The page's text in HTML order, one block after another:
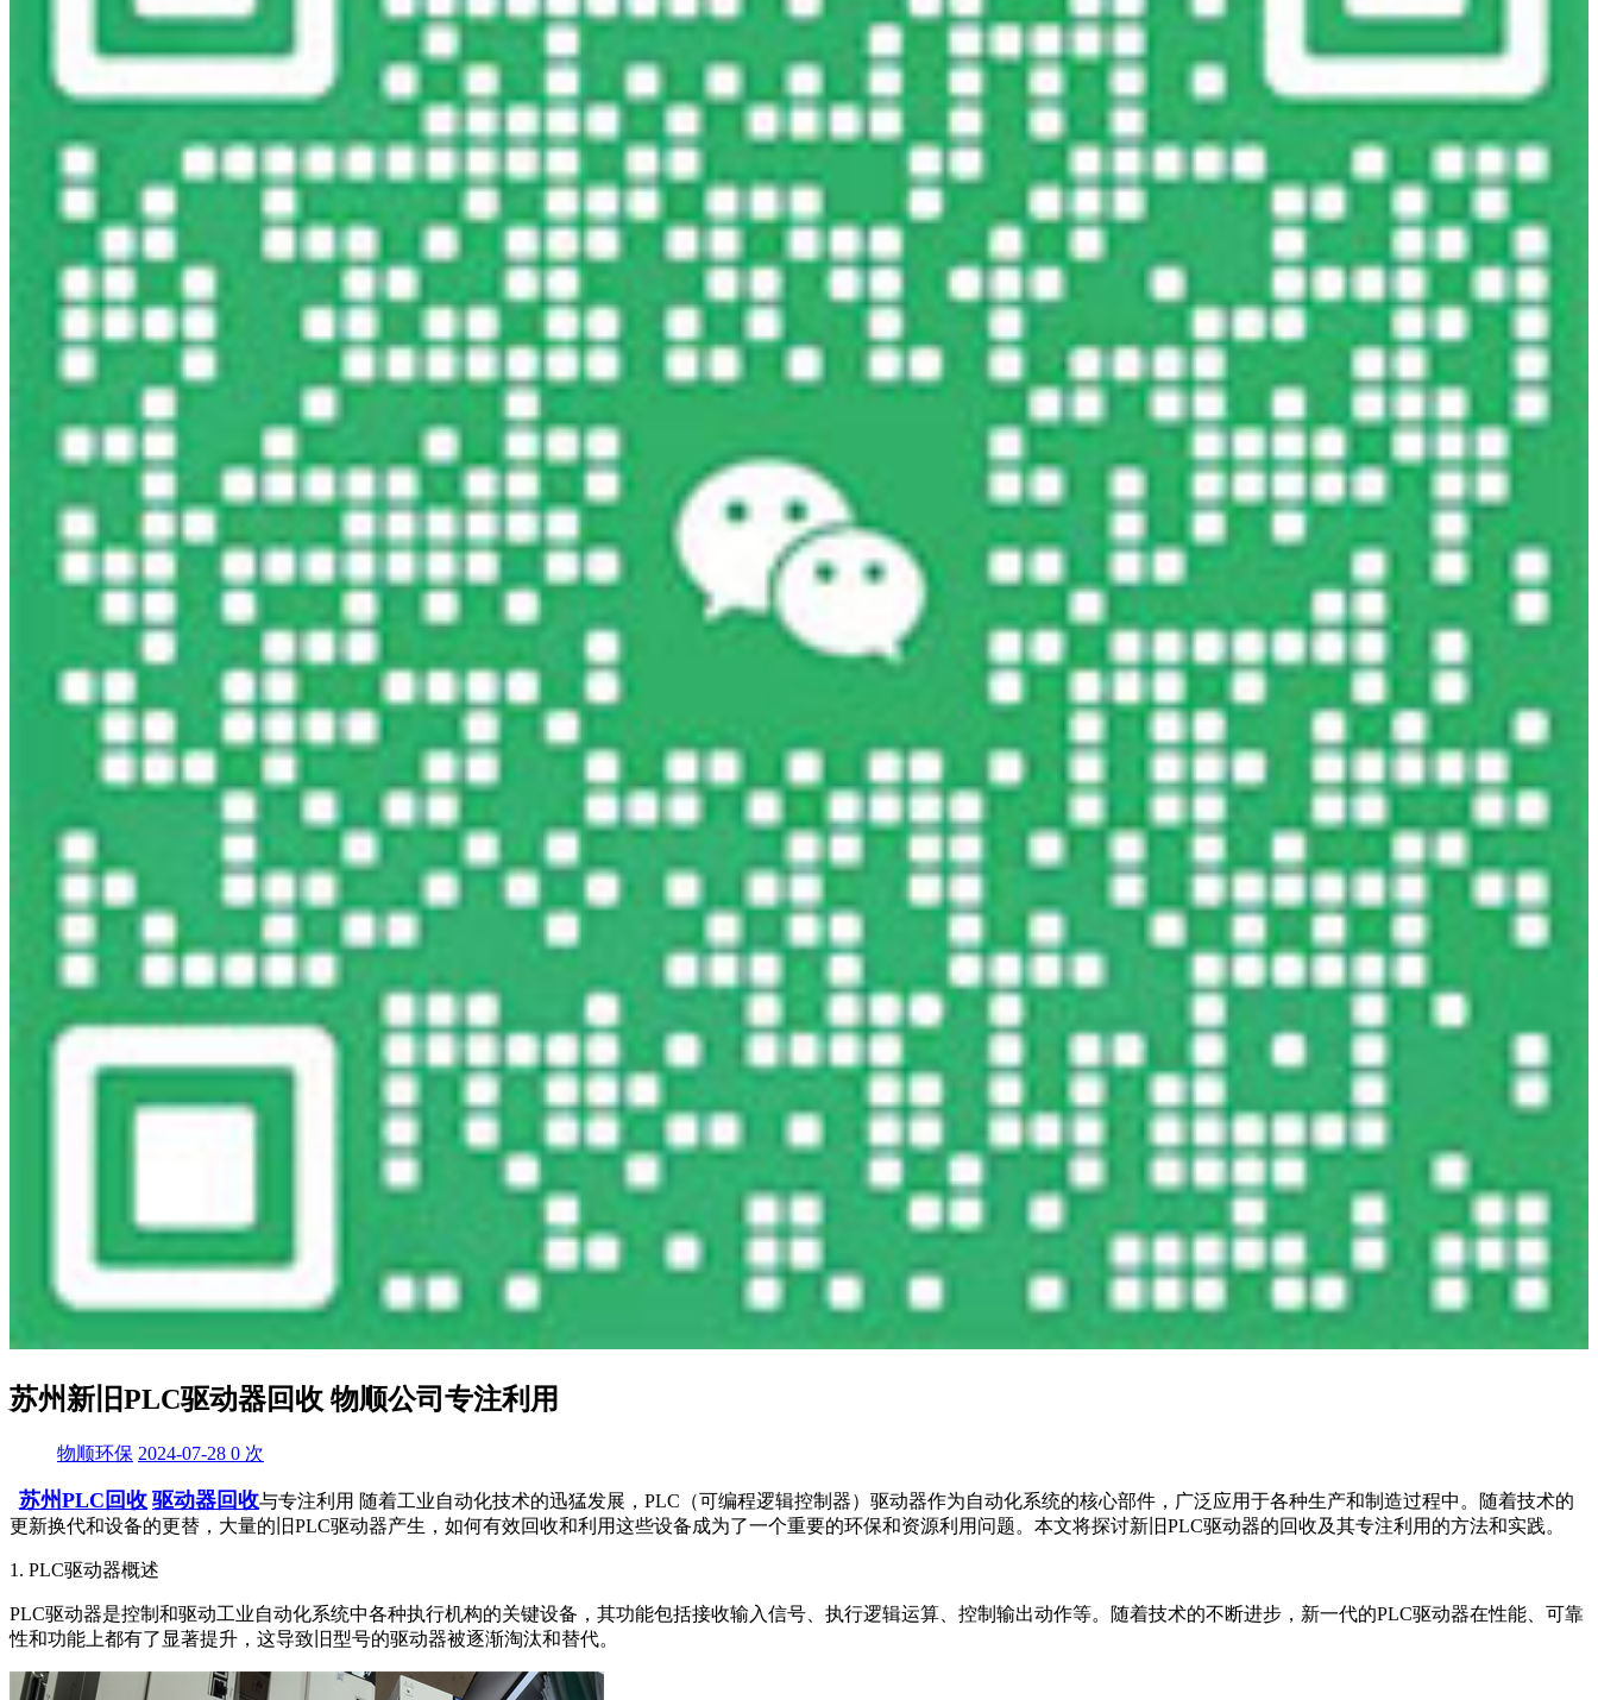
苏州新旧PLC驱动器回收 物顺公司专注利用
物顺环保 2024-07-28 0 次
苏州PLC回收 驱动器回收与专注利用 随着工业自动化技术的迅猛发展，PLC（可编程逻辑控制器）驱动器作为自动化系统的核心部件，广泛应用于各种生产和制造过程中。随着技术的
更新换代和设备的更替，大量的旧PLC驱动器产生，如何有效回收和利用这些设备成为了一个重要的环保和资源利用问题。本文将探讨新旧PLC驱动器的回收及其专注利用的方法和实践。
1. PLC驱动器概述
PLC驱动器是控制和驱动工业自动化系统中各种执行机构的关键设备，其功能包括接收输入信号、执行逻辑运算、控制输出动作等。随着技术的不断进步，新一代的PLC驱动器在性能、可靠
性和功能上都有了显著提升，这导致旧型号的驱动器被逐渐淘汰和替代。